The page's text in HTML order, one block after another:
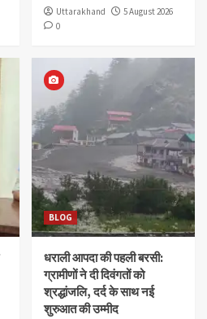
Uttarakhand
5 August 2026
0
BLOG
धराली आपदा की पहली बरसी:
ग्रामीणों ने दी दिवंगतों को
श्रद्धांजलि, दर्द के साथ नई
शुरुआत की उम्मीद